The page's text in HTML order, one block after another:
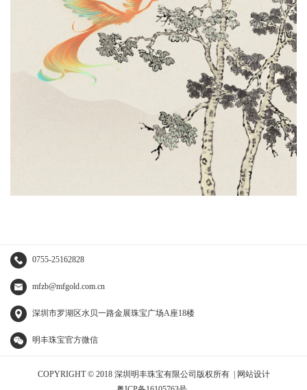
0755-25162828
mfzb@mfgold.com.cn
深圳市罗湖区水贝一路金展珠宝广场A座18楼
明丰珠宝官方微信
COPYRIGHT © 2018 深圳明丰珠宝有限公司版权所有 |
网站设计